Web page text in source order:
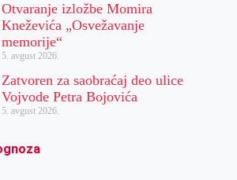
Otvaranje izložbe Momira
Kneževića „Osvežavanje
memorije“
5. avgust 2026.
Zatvoren za saobraćaj deo ulice
Vojvode Petra Bojovića
5. avgust 2026.